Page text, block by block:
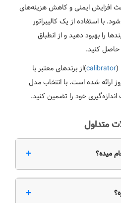
افزایش ایمنی و کاهش هزینه‌های
با استفاده از یک کالیبراتور
را بهبود دهید و از انطباق
حاصل کنید.
(
calibrator)از برندهای معتبر با
ارائه شده است. با انتخاب مدل
خود را تضمین کنید.
متداول
میده؟ +
+